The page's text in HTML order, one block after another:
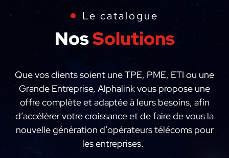
Le catalogue
NosSolutions
Que vos clients soient une TPE, PME, ETI ou une
Grande Entreprise, Alphalink vous propose une
offre complète et adaptée à leurs besoins, afin
d’accélérer votre croissance et de faire de vous la
nouvelle génération d’opérateurs télécoms pour
les entreprises.